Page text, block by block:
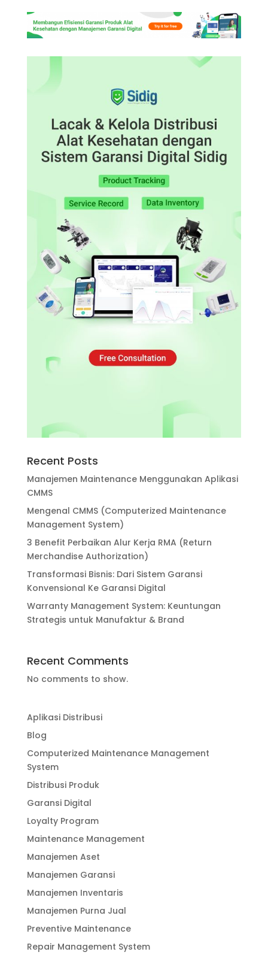
Recent Posts
Manajemen Maintenance Menggunakan Aplikasi
CMMS
Mengenal CMMS (Computerized Maintenance
Management System)
3 Benefit Perbaikan Alur Kerja RMA (Return
Merchandise Authorization)
Transformasi Bisnis: Dari Sistem Garansi
Konvensional Ke Garansi Digital
Warranty Management System: Keuntungan
Strategis untuk Manufaktur & Brand
Recent Comments
No comments to show.
Aplikasi Distribusi
Blog
Computerized Maintenance Management
System
Distribusi Produk
Garansi Digital
Loyalty Program
Maintenance Management
Manajemen Aset
Manajemen Garansi
Manajemen Inventaris
Manajemen Purna Jual
Preventive Maintenance
Repair Management System